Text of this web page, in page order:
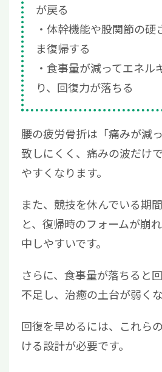
が戻る
体幹機能や股関節の硬
ま復帰する
食事量が減ってエネル
り、回復力が落ちる
腰の疲労骨折は「痛みが減
致しにくく、痛みの波だけ
やすくなります。
また、競技を休んでいる期
と、復帰時のフォームが崩
中しやすいです。
さらに、食事量が落ちると
不足し、治癒の土台が弱くな
回復を早めるには、これら
ける設計が必要です。